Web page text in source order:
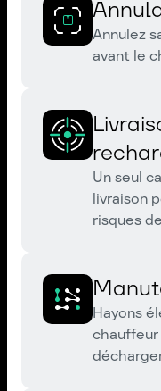
Annulez
avant le
Un seul
livraison
risques
Hayons